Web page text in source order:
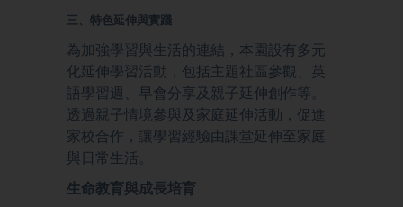
三、特色延伸與實踐
為加強學習與生活的連結，本園設有多元
化延伸學習活動，包括主題社區參觀、英
語學習週、早會分享及親子延伸創作等。
透過親子情境參與及家庭延伸活動，促進
家校合作，讓學習經驗由課堂延伸至家庭
與日常生活。
生命教育與成長培育